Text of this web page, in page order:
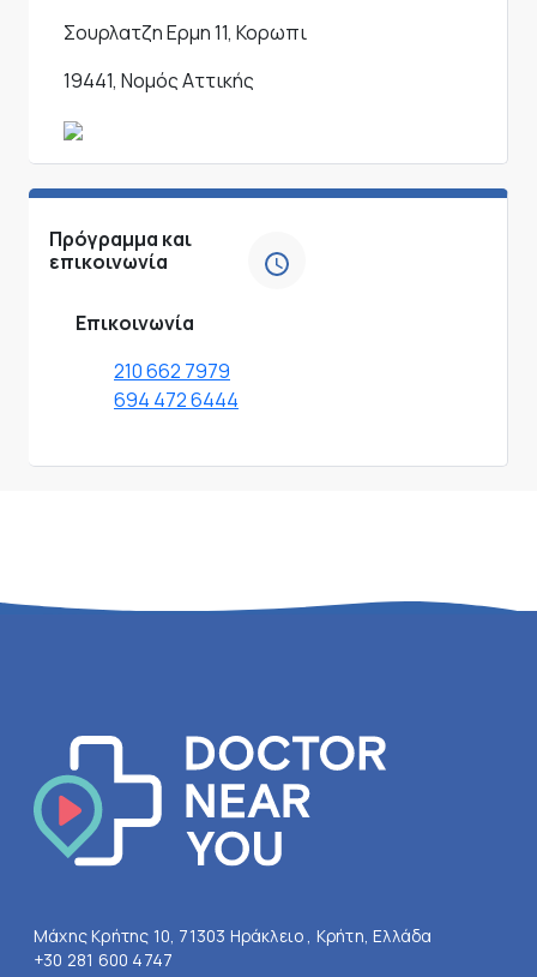
Σουρλατζη Ερμη 11, Κορωπι
19441, Νομός Αττικής
Πρόγραμμα και
επικοινωνία
Επικοινωνία
210 662 7979
694 472 6444
Μάχης Κρήτης 10, 71303 Ηράκλειο , Κρήτη, Ελλάδα
+30 281 600 4747